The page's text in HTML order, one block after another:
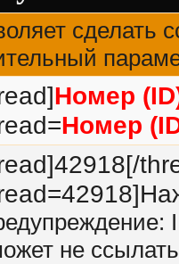
сделать
Номер
Номер
не